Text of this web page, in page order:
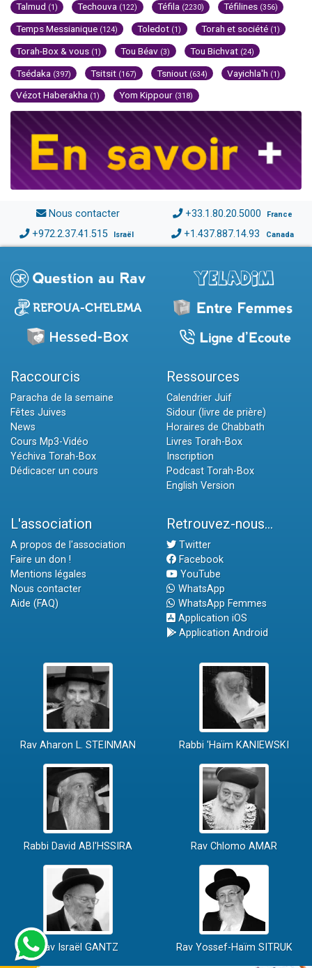
Talmud (1) Techouva (122) Téfila (2230) Téfilines (356)
Temps Messianique (124) Toledot (1) Torah et société (1)
Torah-Box & vous (1) Tou Béav (3) Tou Bichvat (24)
Tsédaka (397) Tsitsit (167) Tsniout (634) Vayichla'h (1)
Vézot Haberakha (1) Yom Kippour (318)
Nous contacter +33.1.80.20.5000 France
+972.2.37.41.515 Israël +1.437.887.14.93 Canada
Raccourcis
Paracha de la semaine
Fêtes Juives
News
Cours Mp3-Vidéo
Yéchiva Torah-Box
Dédicacer un cours
Ressources
Calendrier Juif
Sidour (livre de prière)
Horaires de Chabbath
Livres Torah-Box
Inscription
Podcast Torah-Box
English Version
L'association
A propos de l'association
Faire un don !
Mentions légales
Nous contacter
Aide (FAQ)
Retrouvez-nous...
Twitter
Facebook
YouTube
WhatsApp
WhatsApp Femmes
Application iOS
Application Android
Rav Aharon L. STEINMAN Rabbi 'Haïm KANIEWSKI
Rabbi David ABI'HSSIRA Rav Chlomo AMAR
Rav Israël GANTZ Rav Yossef-Haïm SITRUK